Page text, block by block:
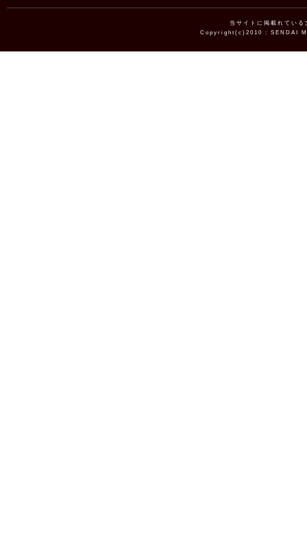
当サイトに掲載れてい
Copyright(c)2010 : SENDAI